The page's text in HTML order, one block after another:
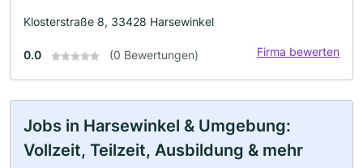
Klosterstraße 8, 33428 Harsewinkel
0.0 (0 Bewertungen) Firma bewerten
Jobs in Harsewinkel & Umgebung:
Vollzeit, Teilzeit, Ausbildung & mehr